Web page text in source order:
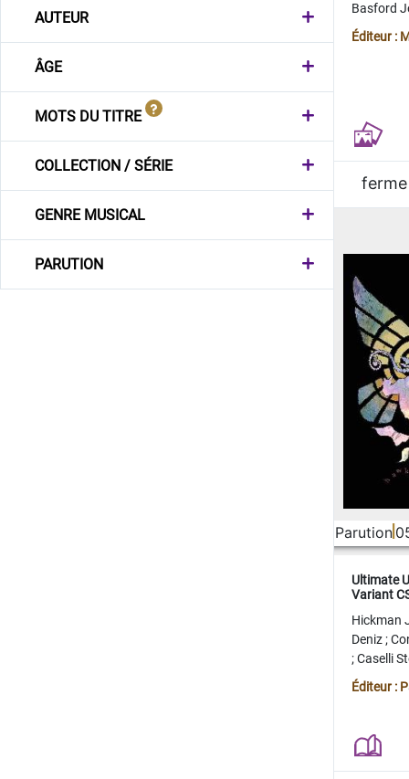
AUTEUR
ÂGE
MOTS DU TITRE
COLLECTION / SÉRIE
GENRE MUSICAL
PARUTION
Basford
Éditeur :
ferme
Parution
Ultimate
Variant
Hickman
Deniz;
;Caselli
Juan
Éditeur :